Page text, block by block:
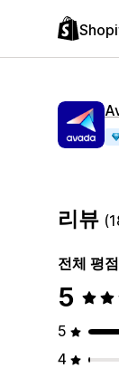
리뷰
전체 평점
5
5
4